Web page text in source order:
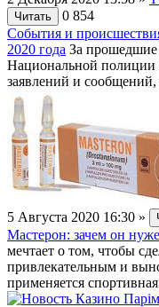
Читать 0 854
События и
2020 года За прошедшие
Национальной полиции
заявлений и
5 Августа 2020 16:30 »
Мастерон: зачем он
мечтает о том, чтобы
привлекательным и
применяется